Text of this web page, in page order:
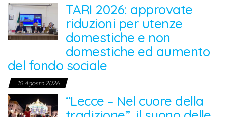
TARI 2026: approvate
riduzioni per utenze
domestiche e non
domestiche ed aumento
del fondo sociale
10 Agosto 2026
“Lecce – Nel cuore della